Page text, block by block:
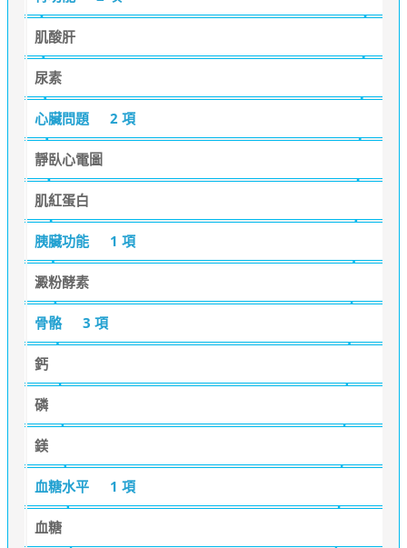
肌酸肝
尿素
心臟問題 2 項
靜臥心電圖
肌紅蛋白
胰臟功能 1 項
澱粉酵素
骨骼 3 項
鈣
磷
鎂
血糖水平 1 項
血糖